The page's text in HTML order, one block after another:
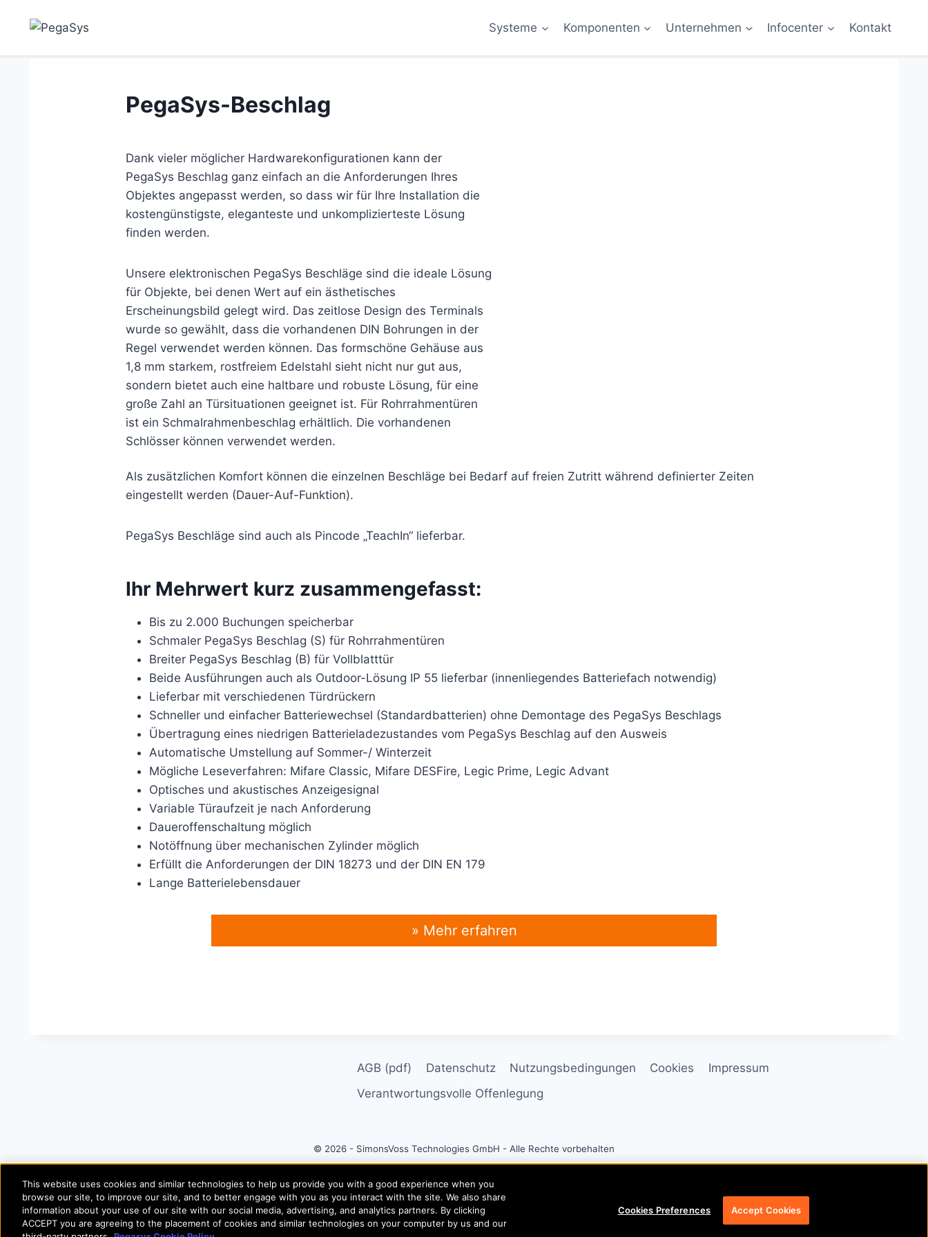
Systeme Komponenten Unternehmen Infocenter Kontakt
PegaSys-Beschlag
Dank vieler möglicher Hardwarekonfigurationen kann der
PegaSys Beschlag ganz einfach an die Anforderungen Ihres
Objektes angepasst werden, so dass wir für Ihre Installation die
kostengünstigste, eleganteste und unkomplizierteste Lösung
finden werden.
Unsere elektronischen PegaSys Beschläge sind die ideale Lösung
für Objekte, bei denen Wert auf ein ästhetisches
Erscheinungsbild gelegt wird. Das zeitlose Design des Terminals
wurde so gewählt, dass die vorhandenen DIN Bohrungen in der
Regel verwendet werden können. Das formschöne Gehäuse aus
1,8 mm starkem, rostfreiem Edelstahl sieht nicht nur gut aus,
sondern bietet auch eine haltbare und robuste Lösung, für eine
große Zahl an Türsituationen geeignet ist. Für Rohrrahmentüren
ist ein Schmalrahmenbeschlag erhältlich. Die vorhandenen
Schlösser können verwendet werden.
Als zusätzlichen Komfort können die einzelnen Beschläge bei Bedarf auf freien Zutritt während definierter Zeiten
eingestellt werden (Dauer-Auf-Funktion).
PegaSys Beschläge sind auch als Pincode „TeachIn“ lieferbar.
Ihr Mehrwert kurz zusammengefasst:
Bis zu 2.000 Buchungen speicherbar
Schmaler PegaSys Beschlag (S) für Rohrrahmentüren
Breiter PegaSys Beschlag (B) für Vollblatttür
Beide Ausführungen auch als Outdoor-Lösung IP 55 lieferbar (innenliegendes Batteriefach notwendig)
Lieferbar mit verschiedenen Türdrückern
Schneller und einfacher Batteriewechsel (Standardbatterien) ohne Demontage des PegaSys Beschlags
Übertragung eines niedrigen Batterieladezustandes vom PegaSys Beschlag auf den Ausweis
Automatische Umstellung auf Sommer-/ Winterzeit
Mögliche Leseverfahren: Mifare Classic, Mifare DESFire, Legic Prime, Legic Advant
Optisches und akustisches Anzeigesignal
Variable Türaufzeit je nach Anforderung
Daueroffenschaltung möglich
Notöffnung über mechanischen Zylinder möglich
Erfüllt die Anforderungen der DIN 18273 und der DIN EN 179
Lange Batterielebensdauer
» Mehr erfahren
AGB (pdf) Datenschutz Nutzungsbedingungen Cookies
Impressum
Verantwortungsvolle Offenlegung
© 2026 - SimonsVoss Technologies GmbH - Alle Rechte vorbehalten
© Allegion plc, 2026 | Block D, Iveagh Court, Harcourt Road, Dublin 2, Co. Dublin, Ireland
REGISTERED IN IRELAND WITH LIMITED LIABILITY REGISTERED NUMBER 527370
Allegion is an equal opportunity and affirmative action employer
This website uses cookies and similar technologies to help us provide you with a good experience when you
browse our site, to improve our site, and to better engage with you as you interact with the site. We also share
information about your use of our site with our social media, advertising, and analytics partners. By clicking
ACCEPT you are agreeing to the placement of cookies and similar technologies on your computer by us and our
Cookies Preferences Accept Cookies